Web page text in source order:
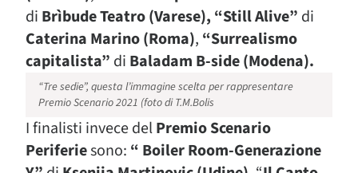
di Brìbude Teatro (Varese), “Still Alive” di
Caterina Marino (Roma), “Surrealismo
capitalista” di Baladam B-side (Modena).
“Tre sedie”, questa l’immagine scelta per rappresentare
Premio Scenario 2021 (foto di T.M.Bolis
I finalisti invece delPremio Scenario
Periferiesono: “ Boiler Room-Generazione